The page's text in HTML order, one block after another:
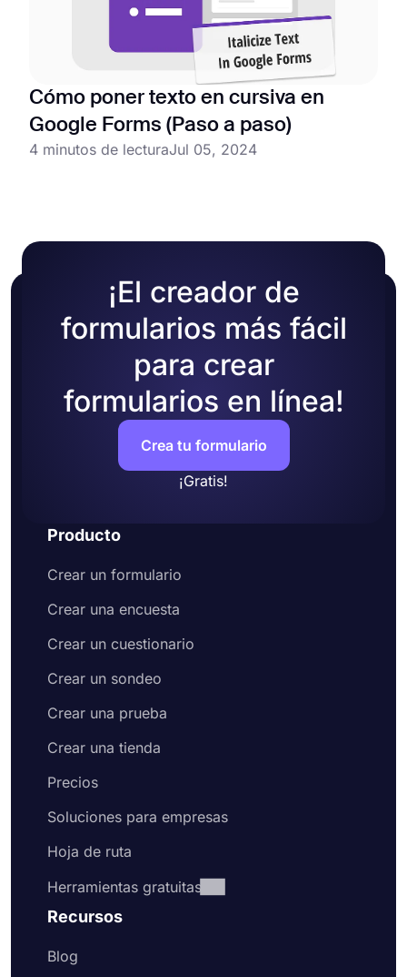
Cómo poner texto en cursiva en
Google Forms (Paso a paso)
4 minutos de lecturaJul 05, 2024
¡El creador de
formularios más fácil
para crear
formularios en línea!
Crea tu formulario
¡Gratis!
Producto
Crear un formulario
Crear una encuesta
Crear un cuestionario
Crear un sondeo
Crear una prueba
Crear una tienda
Precios
Soluciones para empresas
Hoja de ruta
Herramientas gratuitas
Recursos
Blog